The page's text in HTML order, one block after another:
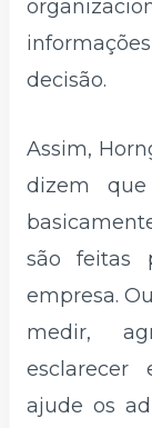
decisão.
Assim,
dizem
são feitas
empresa.
medir,
esclarecer
ajude os